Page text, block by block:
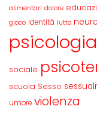
alimentari dolore
gioco identità lutto
psicologia
sociale
scuola Sesso
umore violenza